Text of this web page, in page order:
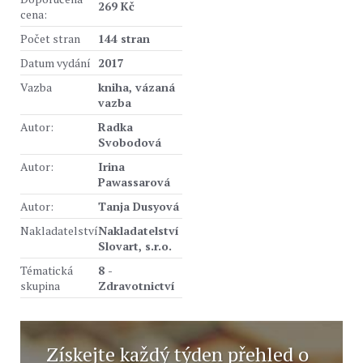
cena:
269 Kč
Počet stran
144 stran
Datum vydání 2017
Vazba
kniha, vázaná
vazba
Autor:
Radka
Svobodová
Autor:
Irina
Pawassarová
Autor:
Tanja Dusyová
NakladatelstvíNakladatelství
Slovart, s.r.o.
Tématická
skupina
8 -
Zdravotnictví
Získejte každý týden přehled o